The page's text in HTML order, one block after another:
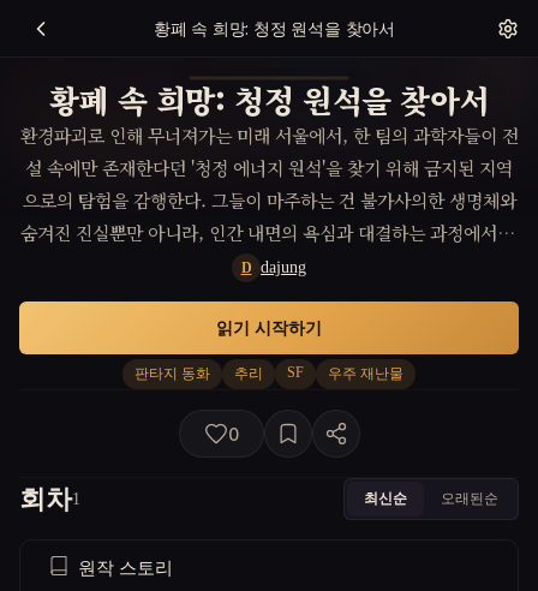
황폐 속 희망: 청정 원석을 찾아서
황폐 속 희망: 청정 원석을 찾아서
환경파괴로 인해 무너져가는 미래 서울에서, 한 팀의 과학자들이 전
설 속에만 존재한다던 '청정 에너지 원석'을 찾기 위해 금지된 지역
으로의 탐험을 감행한다. 그들이 마주하는 건 불가사의한 생명체와
숨겨진 진실뿐만 아니라, 인간 내면의 욕심과 대결하는 과정에서 펼
쳐지는 인간성 회복의 여정이다.
D dajung
판타지 동화 추리 SF 우주 재난물
읽기 시작하기
0
회차1 최신순 오래된순
원작 스토리